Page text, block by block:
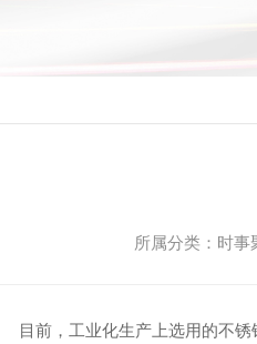
所属分类：时
目前，工业化生产上选用的不锈